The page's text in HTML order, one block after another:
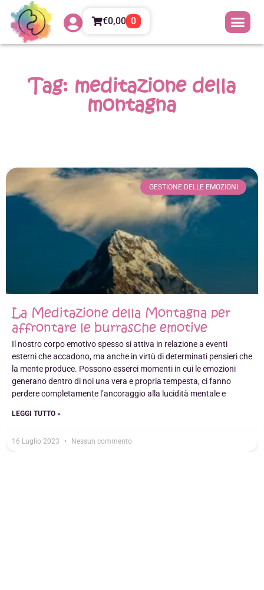
€0,00 0
Tag: meditazione della
montagna
GESTIONE DELLE EMOZIONI
La Meditazione della Montagna per
affrontare le burrasche emotive
Il nostro corpo emotivo spesso si attiva in relazione a eventi
esterni che accadono, ma anche in virtù di determinati pensieri che
la mente produce. Possono esserci momenti in cui le emozioni
generano dentro di noi una vera e propria tempesta, ci fanno
perdere completamente l’ancoraggio alla lucidità mentale e
LEGGI TUTTO »
16 Luglio 2023 Nessun commento